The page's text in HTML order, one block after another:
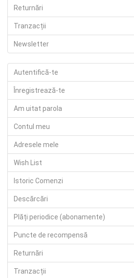
Returnări
Tranzacții
Newsletter
Autentifică-te
Înregistrează-te
Am uitat parola
Contul meu
Adresele mele
Wish List
Istoric Comenzi
Descărcări
Plăți periodice (abonamente)
Puncte de recompensă
Returnări
Tranzacții